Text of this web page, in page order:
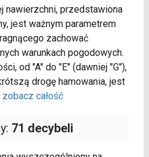
nawierzchni, przedstawiona
jest ważnym parametrem
zachować
warunkach pogodowych.
od "A" do "E" (dawniej "G"),
drogę hamowania, jest
zobacz całość
71 decybeli